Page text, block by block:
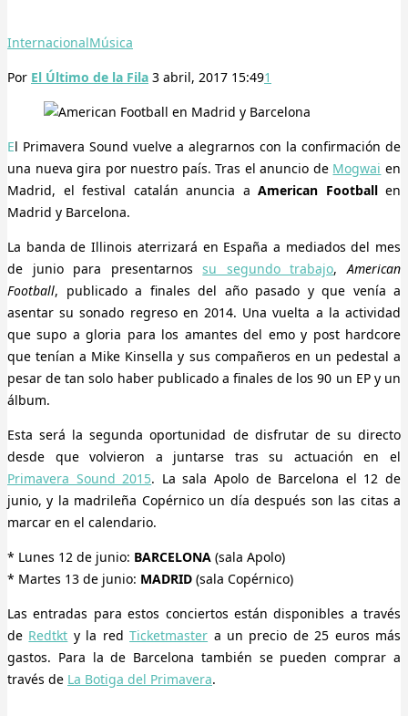
InternacionalMúsica
Por El Último de la Fila 3 abril, 2017 15:491
El Primavera Sound vuelve a alegrarnos con la confirmación de
una nueva gira por nuestro país. Tras el anuncio de Mogwai en
Madrid, el festival catalán anuncia a American Footballen
Madrid y Barcelona.
La banda de Illinois aterrizará en España a mediados del mes
de junio para presentarnossu segundo trabajo,American
Football, publicado a finales del año pasado y que venía a
asentar su sonado regreso en 2014. Una vuelta a la actividad
que supo a gloria para los amantes del emo y post hardcore
que tenían a Mike Kinsella y sus compañeros en un pedestal a
pesar de tan solo haber publicado a finales de los 90 un EP y un
álbum.
Esta será la segunda oportunidad de disfrutar de su directo
desde que volvieron a juntarse tras su actuación en el
Primavera Sound 2015. La sala Apolo de Barcelona el 12 de
junio, y la madrileña Copérnico un día después son las citas a
marcar en el calendario.
* Lunes 12 de junio: BARCELONA (sala Apolo)
* Martes 13 de junio: MADRID (sala Copérnico)
Las entradas para estos conciertos están disponibles a través
de Redtkt y la redTicketmaster a un precio de 25 euros más
gastos. Para la de Barcelona también se pueden comprar a
través de La Botiga del Primavera.